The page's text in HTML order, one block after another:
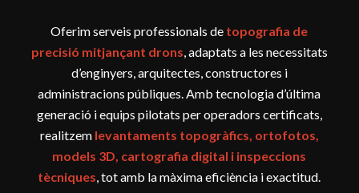
Oferim serveis professionals de topografia de
precisió mitjançant drons , adaptats a les necessitats
d’enginyers, arquitectes, constructores i
administracions públiques. Amb tecnologia d’última
generació i equips pilotats per operadors certificats,
realitzem levantaments topogràfics, ortofotos,
models 3D, cartografia digital i inspeccions
tècniques , tot amb la màxima eficiència i exactitud.